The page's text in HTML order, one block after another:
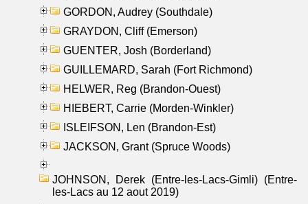
GORDON, Audrey (Southdale)
GRAYDON, Cliff (Emerson)
GUENTER, Josh (Borderland)
GUILLEMARD, Sarah (Fort Richmond)
HELWER, Reg (Brandon-Ouest)
HIEBERT, Carrie (Morden-Winkler)
ISLEIFSON, Len (Brandon-Est)
JACKSON, Grant (Spruce Woods)
JOHNSON, Derek (Entre-les-Lacs-Gimli) (Entre-
les-Lacs au 12 aout 2019)